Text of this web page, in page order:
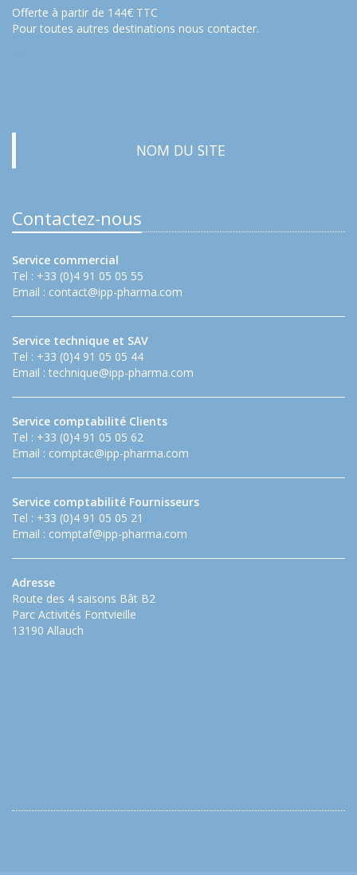
Offerte à partir de 144€ TTC
Pour toutes autres destinations nous contacter.
…
NOM DU SITE
Contactez-nous
Service commercial
Tel : +33 (0)4 91 05 05 55
Email : contact@ipp-pharma.com
Service technique et SAV
Tel : +33 (0)4 91 05 05 44
Email : technique@ipp-pharma.com
Service comptabilité Clients
Tel : +33 (0)4 91 05 05 62
Email : comptac@ipp-pharma.com
Service comptabilité Fournisseurs
Tel : +33 (0)4 91 05 05 21
Email : comptaf@ipp-pharma.com
Adresse
Route des 4 saisons Bât B2
Parc Activités Fontvieille
13190 Allauch